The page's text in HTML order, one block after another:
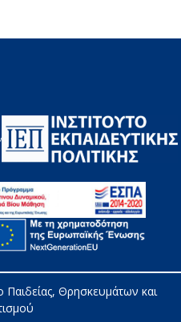
Παιδείας, Θρησκευμάτων και